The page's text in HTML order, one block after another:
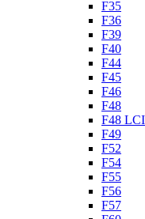
F35
F36
F39
F40
F44
F45
F46
F48
F48 LCI
F49
F52
F54
F55
F56
F57